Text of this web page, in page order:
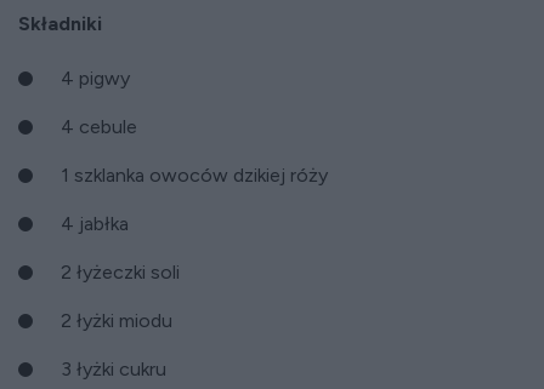
Składniki
4 pigwy
4 cebule
1 szklanka owoców dzikiej róży
4 jabłka
2 łyżeczki soli
2 łyżki miodu
3 łyżki cukru